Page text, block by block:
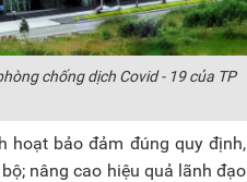
chống dịch Covid - 19 của TP
hoạt bảo đảm đúng quy định,
nâng cao hiệu quả lãnh đạo